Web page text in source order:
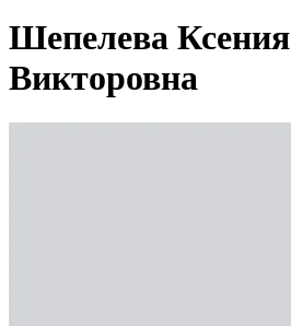
Шепелева Ксения
Викторовна